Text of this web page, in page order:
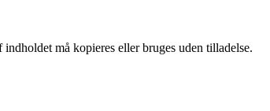
må kopieres eller bruges uden tilladelse.